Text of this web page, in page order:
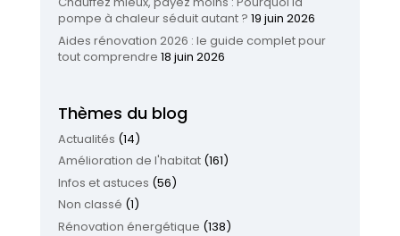
pompe à chaleur séduit autant ? 19 juin 2026
Aides rénovation 2026 : le guide complet pour
tout comprendre 18 juin 2026
Thèmes du blog
Actualités (14)
Amélioration de l'habitat(161)
Infos et astuces (56)
Non classé (1)
Rénovation énergétique (138)